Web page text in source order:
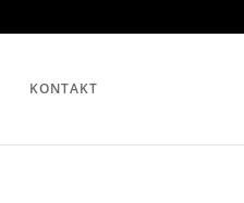
KONTAKT